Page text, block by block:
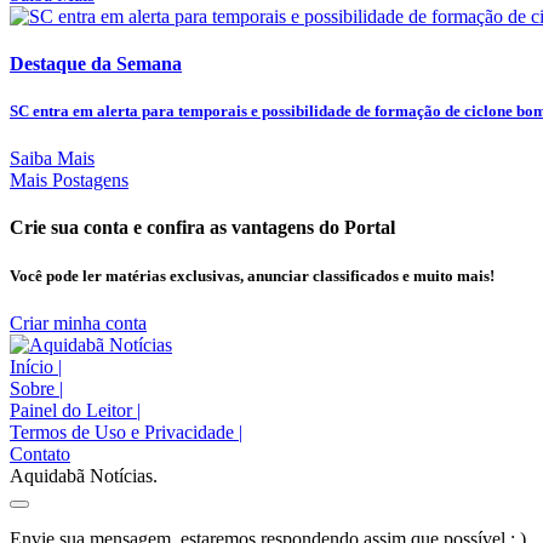
Destaque da Semana
SC entra em alerta para temporais e possibilidade de formação de ciclone
Saiba Mais
Mais Postagens
Crie sua conta e confira as vantagens do Portal
Você pode ler matérias exclusivas, anunciar classificados e muito mais!
Criar minha conta
Início |
Sobre |
Painel do Leitor |
Termos de Uso e Privacidade |
Contato
Aquidabã Notícias.
Envie sua mensagem, estaremos respondendo assim que possível ; )